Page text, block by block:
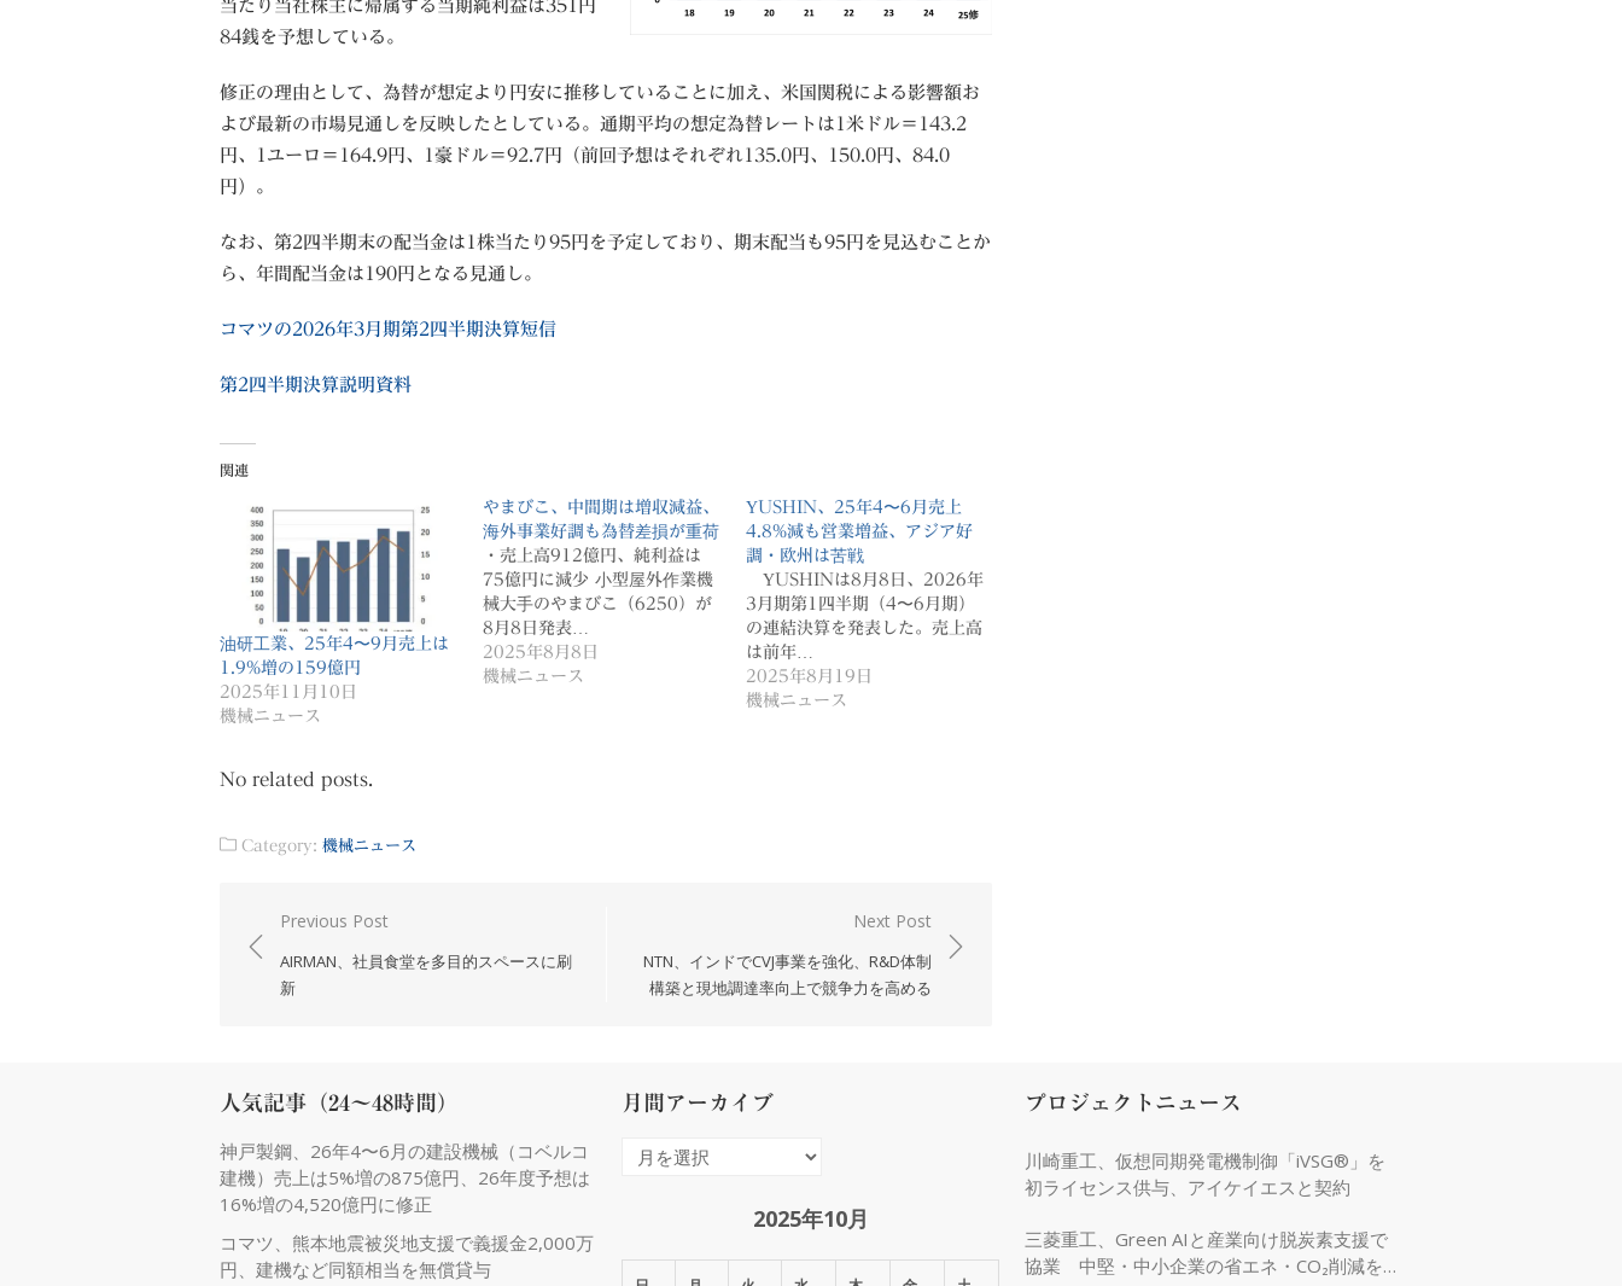
当たり当社株主に帰属する当期純利益は351円
84銭を予想している。
修正の理由として、為替が想定より円安に推移していることに加え、米国関税による影響額お
よび最新の市場見通しを反映したとしている。通期平均の想定為替レートは1米ドル＝143.2
円、1ユーロ＝164.9円、1豪ドル＝92.7円（前回予想はそれぞれ135.0円、150.0円、84.0
円）。
なお、第2四半期末の配当金は1株当たり95円を予定しており、期末配当も95円を見込むことか
ら、年間配当金は190円となる見通し。​​​​​​​​​​​​​​​​
コマツの2026年3月期第2四半期決算短信
第2四半期決算説明資料
関連
油研工業、25年4〜9月売上は
1.9%増の159億円
2025年11月10日
機械ニュース
やまびこ、中間期は増収減益、
海外事業好調も為替差損が重荷
・売上高912億円、純利益は
75億円に減少 小型屋外作業機
械大手のやまびこ（6250）が
8月8日発表…
2025年8月8日
機械ニュース
YUSHIN、25年4〜6月売上
4.8%減も営業増益、アジア好
調・欧州は苦戦
YUSHINは8月8日、2026年
3月期第1四半期（4〜6月期）
の連結決算を発表した。売上高
は前年…
2025年8月19日
機械ニュース
No related posts.
Category: 機械ニュース
稿
ー
ョ
ン
Previous Post
AIRMAN、社員食堂を多目的スペースに刷
新
Next Post
NTN、インドでCVJ事業を強化、R&D体制
構築と現地調達率向上で競争力を高める
人気記事（24～48時間）
神戸製鋼、26年4〜6月の建設機械（コベルコ
建機）売上は5%増の875億円、26年度予想は
16%増の4,520億円に修正
コマツ、熊本地震被災地支援で義援金2,000万
円、建機など同額相当を無償貸与
月間アーカイブ
カ
2025年10月
プロジェクトニュース
川崎重工、仮想同期発電機制御「iVSG®」を
初ライセンス供与、アイケイエスと契約
三菱重工、Green AIと産業向け脱炭素支援で
協業 中堅・中小企業の省エネ・CO₂削減を強